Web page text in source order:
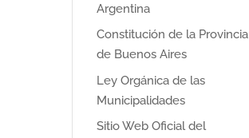
Argentina
Constitución de la Provincia
de Buenos Aires
Ley Orgánica de las
Municipalidades
Sitio Web Oficial del